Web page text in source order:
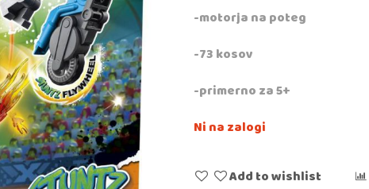
-motorja na poteg
-73 kosov
-primerno za 5+
Ni na zalogi
Add to wishlist